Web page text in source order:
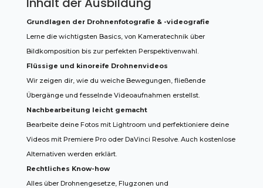
Grundlagen der Drohnenfotografie & -videografie
Lerne die wichtigsten Basics, von Kameratechnik über
Bildkomposition bis zur perfekten Perspektivenwahl.
Flüssige und kinoreife Drohnenvideos
Wir zeigen dir, wie du weiche Bewegungen, fließende
Übergänge und fesselnde Videoaufnahmen erstellst.
Nachbearbeitung leicht gemacht
Bearbeite deine Fotos mit Lightroom und perfektioniere deine
Videos mit Premiere Pro oder DaVinci Resolve. Auch kostenlose
Alternativen werden erklärt.
Rechtliches Know-how
Alles über Drohnengesetze, Flugzonen und